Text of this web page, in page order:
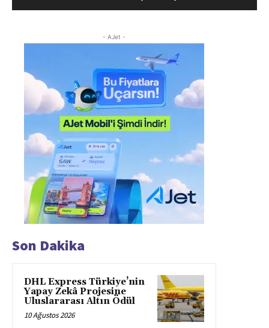
- AJet -
Son Dakika
DHL Express Türkiye’nin
Yapay Zekâ Projesine
Uluslararası Altın Ödül
10 Ağustos 2026